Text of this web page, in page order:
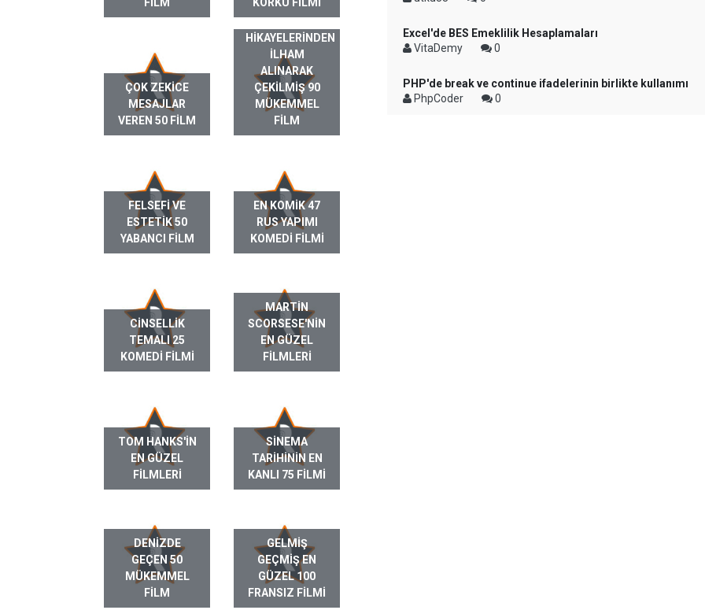
ÇOK ZEKICE
MESAJLAR
VEREN 50 FILM
GERÇEK HAYAT
HIKAYELERINDEN
ILHAM
ALINARAK
ÇEKILMIŞ 90
MÜKEMMEL
FILM
FELSEFI VE
ESTETIK 50
YABANCI FILM
EN KOMIK 47
RUS YAPIMI
KOMEDI FILMI
CINSELLIK
TEMALI 25
KOMEDI FILMI
MARTIN
SCORSESE'NIN
EN GÜZEL
FILMLERI
TOM HANKS'IN
EN GÜZEL
FILMLERI
SINEMA
TARIHININ EN
KANLI 75 FILMI
DENIZDE
GEÇEN 50
MÜKEMMEL
FILM
GELMIŞ
GEÇMIŞ EN
GÜZEL 100
FRANSIZ FILMI
Excel'de BES Emeklilik Hesaplamaları
VitaDemy
0
PHP'de break ve continue ifadelerinin birlikte kullanımı
PhpCoder
0